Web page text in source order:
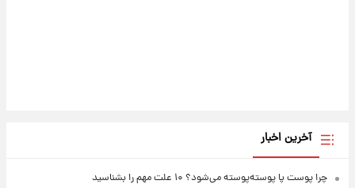
آخرین اخبار
چرا پوست پا پوسته‌پوسته می‌شود؟ ۱۰ علت مهم را بشناسید